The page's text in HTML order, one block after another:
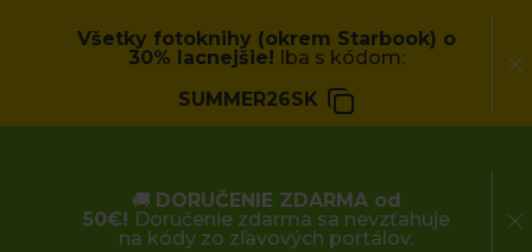
Všetky fotoknihy (okrem Starbook) o
30% lacnejšie! Iba s kódom:
SUMMER26SK
🚚 DORUČENIE ZDARMA od
50€! Doručenie zdarma sa nevzťahuje
na kódy zo zľavových portálov.